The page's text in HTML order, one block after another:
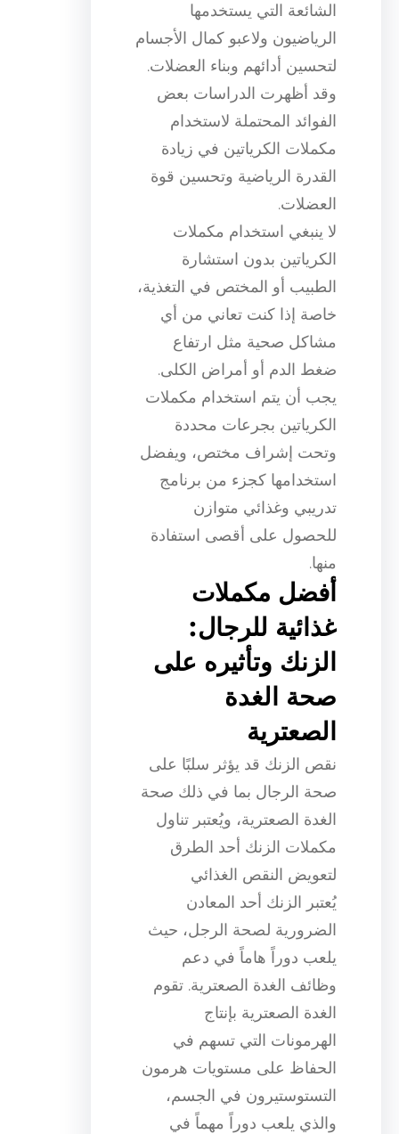
الشائعة التي يستخدمها
الرياضيون ولاعبو كمال الأجسام
لتحسين أدائهم وبناء العضلات.
وقد أظهرت الدراسات بعض
الفوائد المحتملة لاستخدام
مكملات الكرياتين في زيادة
القدرة الرياضية وتحسين قوة
العضلات.
لا ينبغي استخدام مكملات
الكرياتين بدون استشارة
الطبيب أو المختص في التغذية،
خاصة إذا كنت تعاني من أي
مشاكل صحية مثل ارتفاع
ضغط الدم أو أمراض الكلى.
يجب أن يتم استخدام مكملات
الكرياتين بجرعات محددة
وتحت إشراف مختص، ويفضل
استخدامها كجزء من برنامج
تدريبي وغذائي متوازن
للحصول على أقصى استفادة
منها.
أفضل مكملات
غذائية للرجال:
الزنك وتأثيره على
صحة الغدة
الصعترية
نقص الزنك قد يؤثر سلبًا على
صحة الرجال بما في ذلك صحة
الغدة الصعترية، ويُعتبر تناول
مكملات الزنك أحد الطرق
لتعويض النقص الغذائي
يُعتبر الزنك أحد المعادن
الضرورية لصحة الرجل، حيث
يلعب دوراً هاماً في دعم
وظائف الغدة الصعترية. تقوم
الغدة الصعترية بإنتاج
الهرمونات التي تسهم في
الحفاظ على مستويات هرمون
التستوستيرون في الجسم،
والذي يلعب دوراً مهماً في